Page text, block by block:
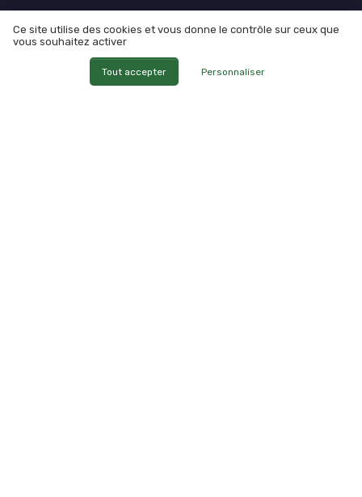
Outils de jardinage motorisés
Outils de jardinage thermiques
Outils de coupe et d’entretien manuel
Outils de jardinage par usage
Ce site utilise des cookies et vous donne le contrôle sur ceux que
vous souhaitez activer
Tout accepter Personnaliser